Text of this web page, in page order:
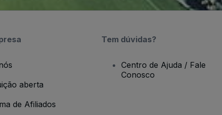
aberta
de Afiliados
Tem dúvidas?
Centro de Ajuda / Fale
Conosco